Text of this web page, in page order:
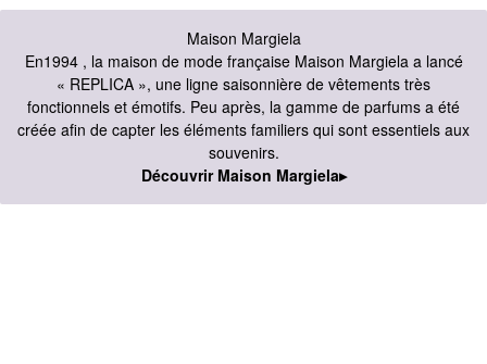
Maison Margiela
En1994 , la maison de mode française Maison Margiela a lancé
« REPLICA », une ligne saisonnière de vêtements très
fonctionnels et émotifs. Peu après, la gamme de parfums a été
créée afin de capter les éléments familiers qui sont essentiels aux
souvenirs.
Découvrir Maison Margiela▸